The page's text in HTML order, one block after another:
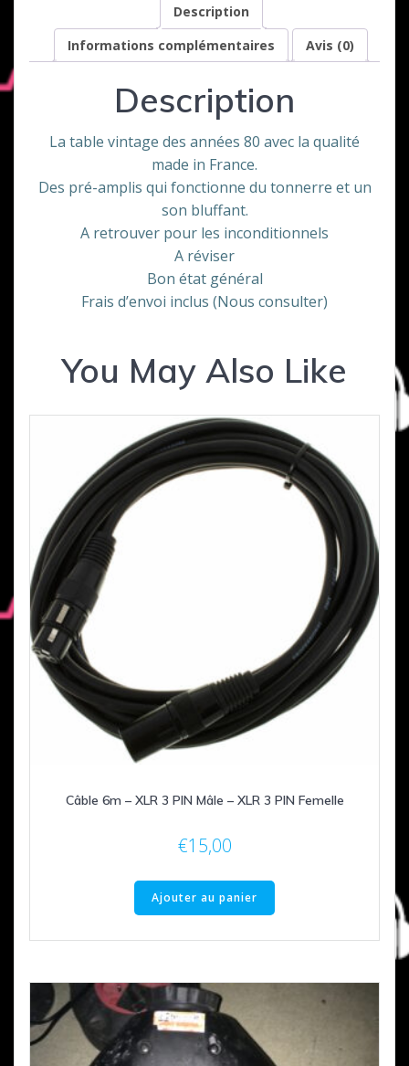
Description
Informations complémentaires
Avis (0)
Description
La table vintage des années 80 avec la qualité
made in France.
Des pré-amplis qui fonctionne du tonnerre et un
son bluffant.
A retrouver pour les inconditionnels
A réviser
Bon état général
Frais d’envoi inclus (Nous consulter)
You May Also Like
Câble 6m – XLR 3 PIN Mâle – XLR 3 PIN Femelle
€15,00
Ajouter au panier